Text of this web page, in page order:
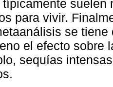
típicamente suelen
para vivir.
se
el efecto sobre
sequías